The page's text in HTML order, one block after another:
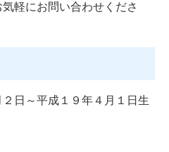
軽にお問い合わせくださ
～平成１９年４月１日生